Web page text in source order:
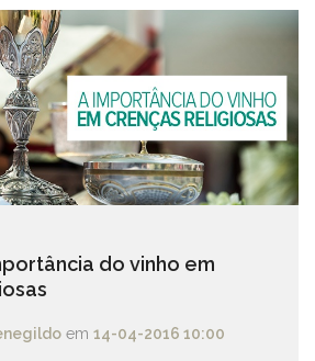
do vinho em
em 14-04-2016 10:00